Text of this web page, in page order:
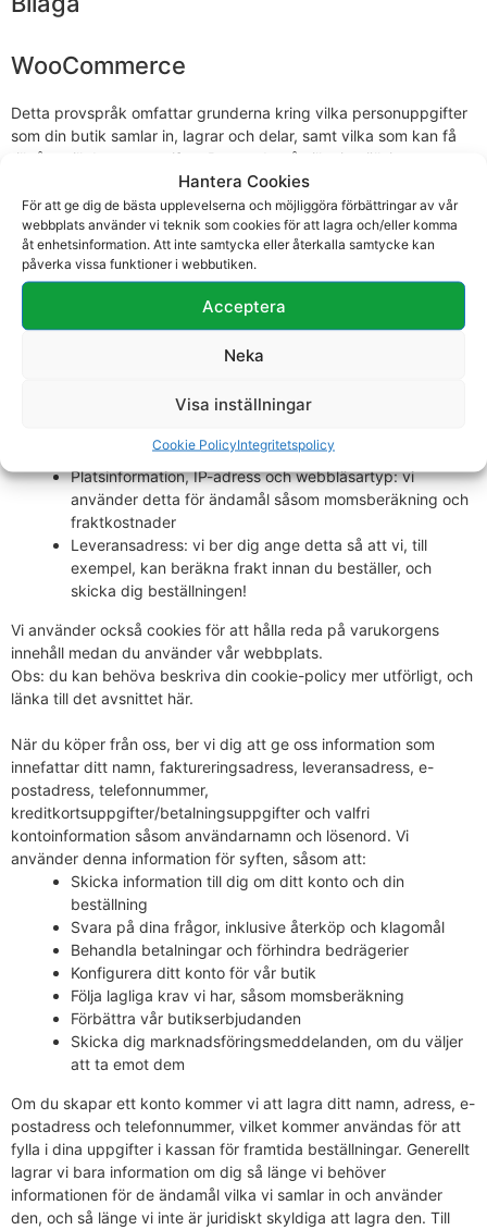
Hantera Cookies
För att ge dig de bästa upplevelserna och möjliggöra förbättringar av vår
webbplats använder vi teknik som cookies för att lagra och/eller komma
åt enhetsinformation. Att inte samtycka eller återkalla samtycke kan
påverka vissa funktioner i webbutiken.
Acceptera
Neka
Visa inställningar
Cookie PolicyIntegritetspolicy
WooCommerce
Detta provspråk omfattar grunderna kring vilka personuppgifter
som din butik samlar in, lagrar och delar, samt vilka som kan få
tillgång till dessa uppgifter. Beroende på vilka inställningar som
är aktiverade och vilka andra tillägg som används, varierar den
specifika information som delas av din butik. Vi rekommenderar
att rådfråga en advokat när du bestämmer vilken information
som ska omfattas och beskrivas i din integritetspolicy.
Vad vi samlar in och lagrar
Produkter som du har visat: vi använder detta för att
Platsinformation, IP-adress och webbläsartyp: vi
använder detta för ändamål såsom momsberäkning och
fraktkostnader
Leveransadress: vi ber dig ange detta så att vi, till
exempel, kan beräkna frakt innan du beställer, och
skicka dig beställningen!
Vi använder också cookies för att hålla reda på varukorgens
innehåll medan du använder vår webbplats.
Obs: du kan behöva beskriva din cookie-policy mer utförligt, och
länka till det avsnittet här.
När du köper från oss, ber vi dig att ge oss information som
innefattar ditt namn, faktureringsadress, leveransadress, e-
postadress, telefonnummer,
kreditkortsuppgifter/betalningsuppgifter och valfri
kontoinformation såsom användarnamn och lösenord. Vi
använder denna information för syften, såsom att:
Skicka information till dig om ditt konto och din
beställning
Svara på dina frågor, inklusive återköp och klagomål
Behandla betalningar och förhindra bedrägerier
Konfigurera ditt konto för vår butik
Följa lagliga krav vi har, såsom momsberäkning
Förbättra vår butikserbjudanden
Skicka dig marknadsföringsmeddelanden, om du väljer
att ta emot dem
Om du skapar ett konto kommer vi att lagra ditt namn, adress, e-
postadress och telefonnummer, vilket kommer användas för att
fylla i dina uppgifter i kassan för framtida beställningar. Generellt
lagrar vi bara information om dig så länge vi behöver
informationen för de ändamål vilka vi samlar in och använder
den, och så länge vi inte är juridiskt skyldiga att lagra den. Till